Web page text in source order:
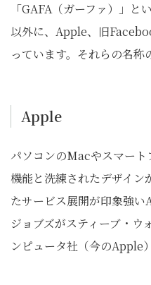
「GAFA（ガーファ）」
以外に、Apple、旧
っています。それらの名称
Apple
パソコンのMacやスマー
機能と洗練されたデザイン
たサービス展開が印象強い
ジョブズがスティーブ・ウ
ンピュータ社（今のApple